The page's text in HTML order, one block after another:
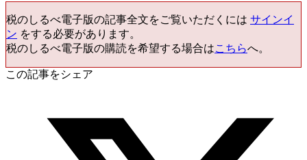
税のしるべ電子版の記事全文をご覧いただくには サインイ
ン をする必要があります。
税のしるべ電子版の購読を希望する場合はこちらへ。
この記事をシェア